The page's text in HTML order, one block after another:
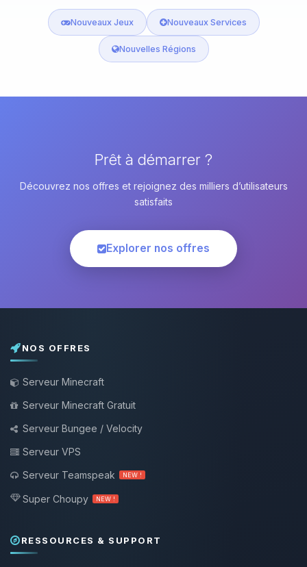
Nouveaux Jeux Nouveaux Services
Nouvelles Régions
Prêt à démarrer ?
Découvrez nos offres et rejoignez des milliers d’utilisateurs
satisfaits
Explorer nos offres
NOS OFFRES
Serveur Minecraft
Serveur Minecraft Gratuit
Serveur Bungee / Velocity
Serveur VPS
Serveur Teamspeak
NEW !
Super Choupy NEW !
RESSOURCES & SUPPORT